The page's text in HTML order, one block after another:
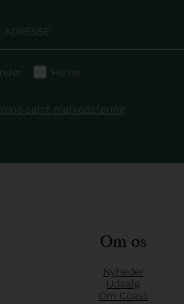
Herrer
samt markedsføring
Om os
Nyheder
Udsalg
Om Coast